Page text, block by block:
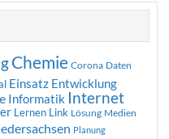
Chemie Corona Daten
Einsatz Entwicklung
Informatik Internet
Lernen Link Lösung Medien
Planung